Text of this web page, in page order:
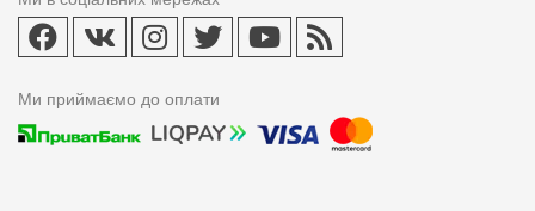
Ми приймаємо до оплати